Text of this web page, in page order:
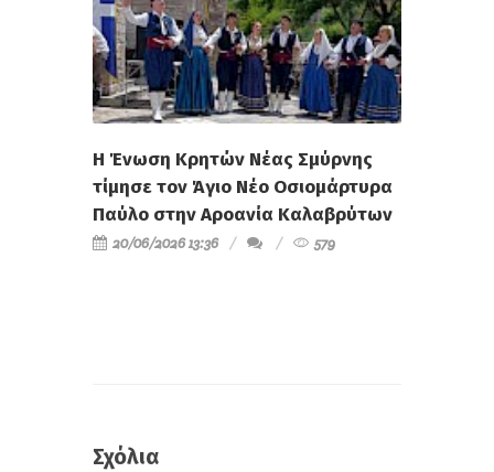
Η Ένωση Κρητών Νέας Σμύρνης
τίμησε τον Άγιο Νέο Οσιομάρτυρα
Παύλο στην Αροανία Καλαβρύτων
20/06/2026 13:36 579
Σχόλια